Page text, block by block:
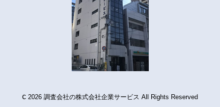
c 2026 調査会社の株式会社企業サービス All Rights Reserved